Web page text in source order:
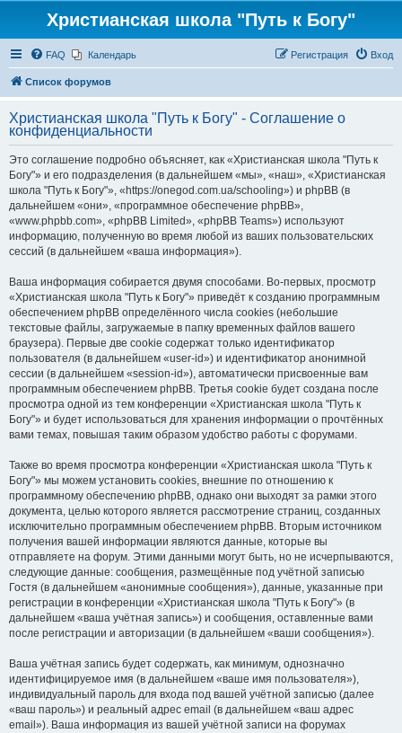
Христианская школа "Путь к Богу"
FAQ Календарь Вход
Регистрация
Список форумов
Христианская школа "Путь к Богу" - Соглашение о
конфиденциальности
Это соглашение подробно объясняет, как «Христианская школа "Путь к
Богу"» и его подразделения (в дальнейшем «мы», «наш», «Христианская
школа "Путь к Богу"», «https://onegod.com.ua/schooling») и phpBB (в
дальнейшем «они», «программное обеспечение phpBB»,
«www.phpbb.com», «phpBB Limited», «phpBB Teams») используют
информацию, полученную во время любой из ваших пользовательских
сессий (в дальнейшем «ваша информация»).
Ваша информация собирается двумя способами. Во-первых, просмотр
«Христианская школа "Путь к Богу"» приведёт к созданию программным
обеспечением phpBB определённого числа cookies (небольшие
текстовые файлы, загружаемые в папку временных файлов вашего
браузера). Первые две cookie содержат только идентификатор
пользователя (в дальнейшем «user-id») и идентификатор анонимной
сессии (в дальнейшем «session-id»), автоматически присвоенные вам
программным обеспечением phpBB. Третья cookie будет создана после
просмотра одной из тем конференции «Христианская школа "Путь к
Богу"» и будет использоваться для хранения информации о прочтённых
вами темах, повышая таким образом удобство работы с форумами.
Также во время просмотра конференции «Христианская школа "Путь к
Богу"» мы можем установить cookies, внешние по отношению к
программному обеспечению phpBB, однако они выходят за рамки этого
документа, целью которого является рассмотрение страниц, созданных
исключительно программным обеспечением phpBB. Вторым источником
получения вашей информации являются данные, которые вы
отправляете на форум. Этими данными могут быть, но не исчерпываются,
следующие данные: сообщения, размещённые под учётной записью
Гостя (в дальнейшем «анонимные сообщения»), данные, указанные при
регистрации в конференции «Христианская школа "Путь к Богу"» (в
дальнейшем «ваша учётная запись») и сообщения, оставленные вами
после регистрации и авторизации (в дальнейшем «ваши сообщения»).
Ваша учётная запись будет содержать, как минимум, однозначно
идентифицируемое имя (в дальнейшем «ваше имя пользователя»),
индивидуальный пароль для входа под вашей учётной записью (далее
«ваш пароль») и реальный адрес email (в дальнейшем «ваш адрес
email»). Ваша информация из вашей учётной записи на форумах